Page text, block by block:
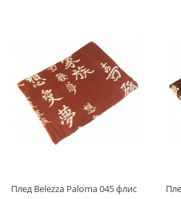
Плед Belezza Paloma 045 флис